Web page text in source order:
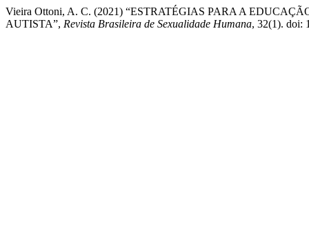
Vieira Ottoni, A. C. (2021) “ESTRATÉGIAS PARA A
AUTISTA”, Revista Brasileira de Sexualidade Humana, 32(1). doi: